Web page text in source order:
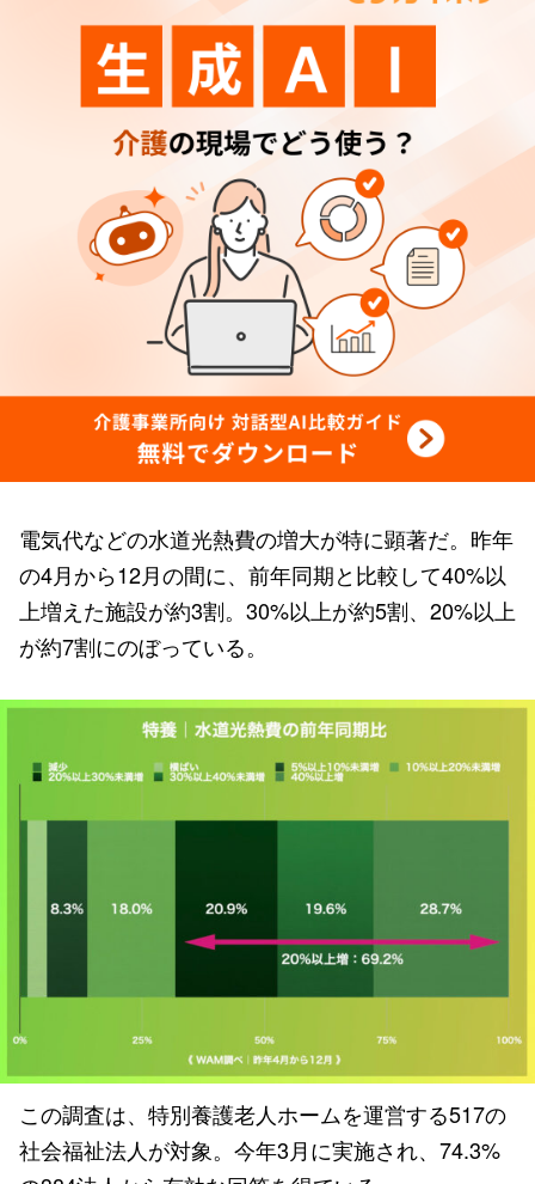
電気代などの水道光熱費の増大が特に顕著だ。昨年
の4月から12月の間に、前年同期と比較して40%以
上増えた施設が約3割。30%以上が約5割、20%以上
が約7割にのぼっている。
この調査は、特別養護老人ホームを運営する517の
社会福祉法人が対象。今年3月に実施され、74.3%